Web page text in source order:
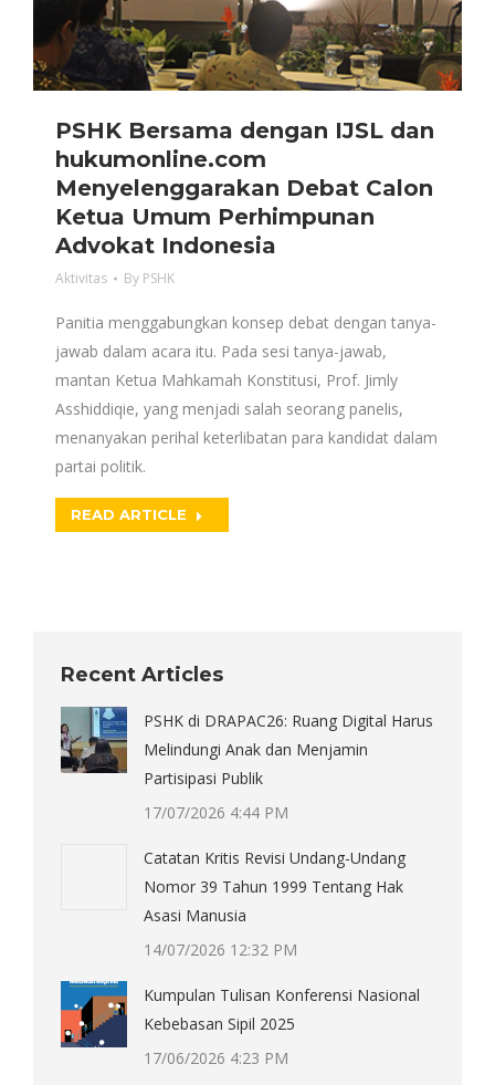
PSHK Bersama dengan IJSL dan
hukumonline.com
Menyelenggarakan Debat Calon
Ketua Umum Perhimpunan
Advokat Indonesia
Aktivitas By PSHK
Panitia menggabungkan konsep debat dengan tanya-
jawab dalam acara itu. Pada sesi tanya-jawab,
mantan Ketua Mahkamah Konstitusi, Prof. Jimly
Asshiddiqie, yang menjadi salah seorang panelis,
menanyakan perihal keterlibatan para kandidat dalam
partai politik.
READ ARTICLE
Recent Articles
PSHK di DRAPAC26: Ruang Digital Harus
Melindungi Anak dan Menjamin
Partisipasi Publik
17/07/2026 4:44 PM
Catatan Kritis Revisi Undang-Undang
Nomor 39 Tahun 1999 Tentang Hak
Asasi Manusia
14/07/2026 12:32 PM
Kumpulan Tulisan Konferensi Nasional
Kebebasan Sipil 2025
17/06/2026 4:23 PM